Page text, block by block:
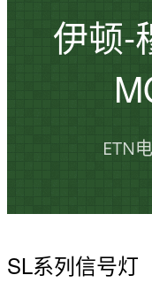
伊顿-
ETN
SL系列信号灯